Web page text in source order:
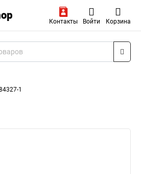
Контакты Войти Корзина
1